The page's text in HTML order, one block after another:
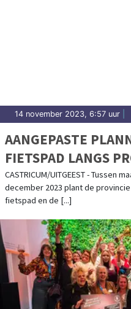
14 november 2023, 6:57 uur
AANGEPASTE
FIETSPAD LANGS
(N203) TUSSEN
CASTRICUM/UITGEEST - Tussen
december 2023 plant de
fietspad en de [...]